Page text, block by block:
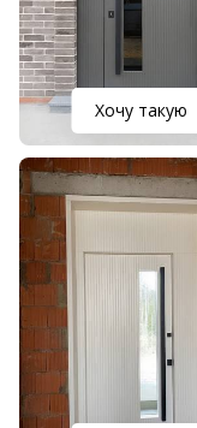
Хочу такую